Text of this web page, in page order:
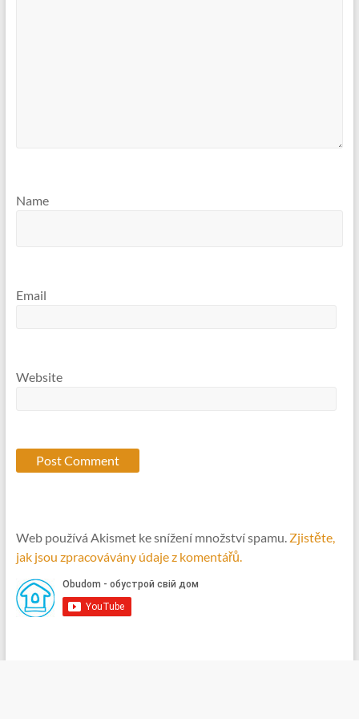
Name
Email
Website
Web používá Akismet ke snížení množství spamu. Zjistěte,
jak jsou zpracovávány údaje z komentářů.